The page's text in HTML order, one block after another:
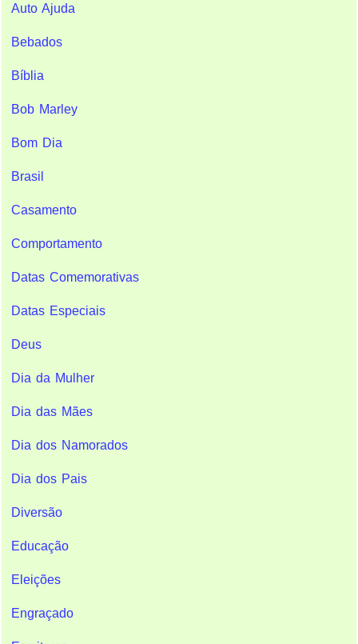
Auto Ajuda
Bebados
Bíblia
Bob Marley
Bom Dia
Brasil
Casamento
Comportamento
Datas Comemorativas
Datas Especiais
Deus
Dia da Mulher
Dia das Mães
Dia dos Namorados
Dia dos Pais
Diversão
Educação
Eleições
Engraçado